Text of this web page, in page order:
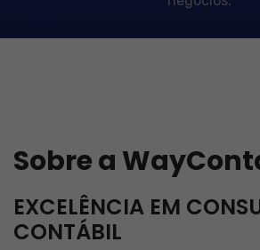
Sobre a
EXCELÊNCIA EM
CONTÁBIL